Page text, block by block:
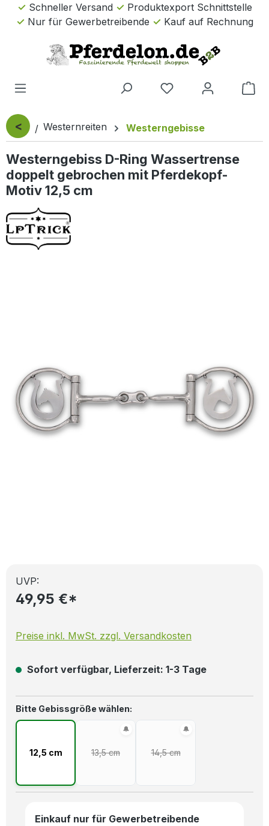
Zum Hauptinhalt springen
Schneller Versand
Produktexport Schnittstelle
Nur für Gewerbetreibende
Kauf auf Rechnung
< Westernreiten Westerngebisse
Westerngebiss D-Ring Wassertrense
doppelt gebrochen mit Pferdekopf-
Motiv 12,5 cm
UVP:
49,95 €*
Preise inkl. MwSt. zzgl. Versandkosten
Sofort verfügbar, Lieferzeit: 1-3 Tage
Bitte Gebissgröße wählen:
12,5 cm 13,5 cm(Diese Option ist zurzeit nicht verfügbar.)
14,5 cm(Diese Option ist zurzeit
Einkauf nur für Gewerbetreibende